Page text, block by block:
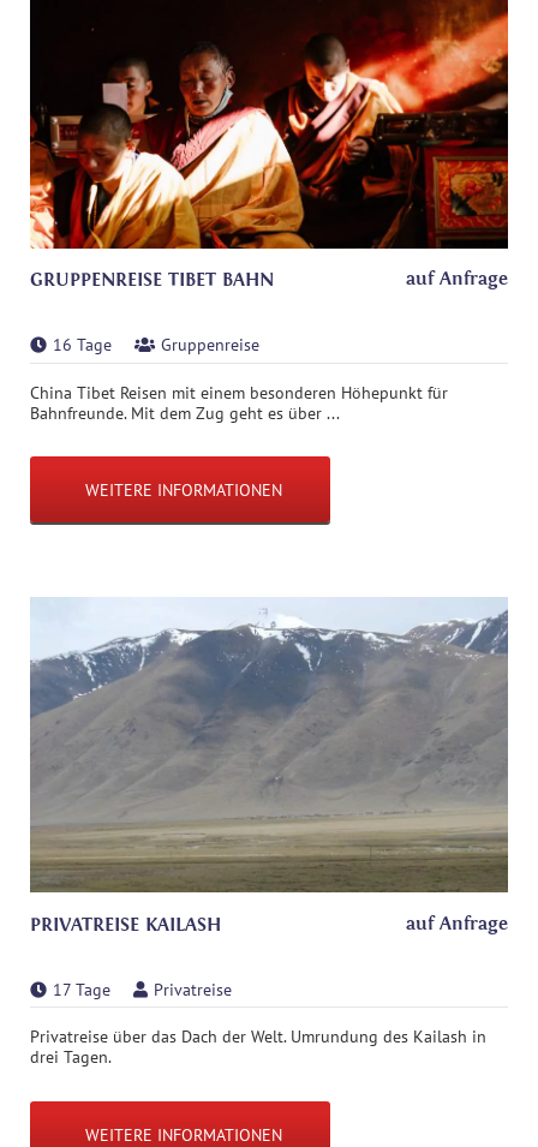
GRUPPENREISE TIBET BAHN auf Anfrage
16 Tage Gruppenreise
China Tibet Reisen mit einem besonderen Höhepunkt für
Bahnfreunde. Mit dem Zug geht es über ...
WEITERE INFORMATIONEN
PRIVATREISE KAILASH auf Anfrage
17 Tage Privatreise
Privatreise über das Dach der Welt. Umrundung des Kailash in
drei Tagen.
WEITERE INFORMATIONEN